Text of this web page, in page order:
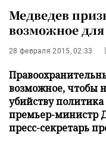
Медведев
возможное
28 февраля 2015, 02:33
возможное, чтобы
убийству
премьер-министр
пресс-секретарь